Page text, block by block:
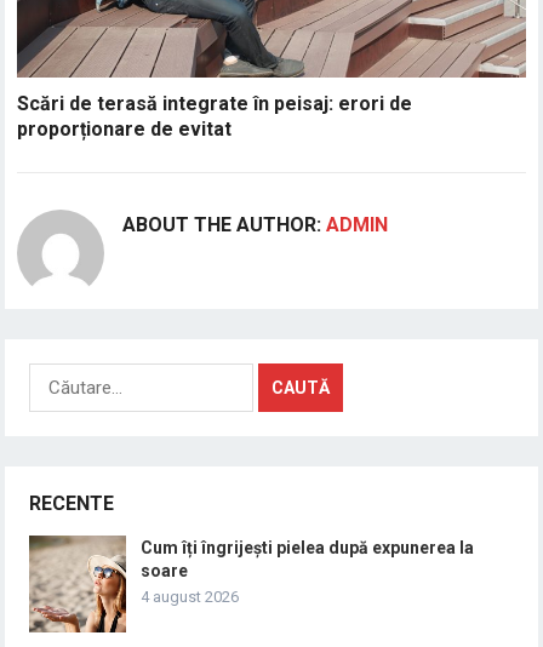
Scări de terasă integrate în peisaj: erori de
proporționare de evitat
ABOUT THE AUTHOR:ADMIN
Caută
după:
RECENTE
Cum îți îngrijești pielea după expunerea la
soare
4 august 2026